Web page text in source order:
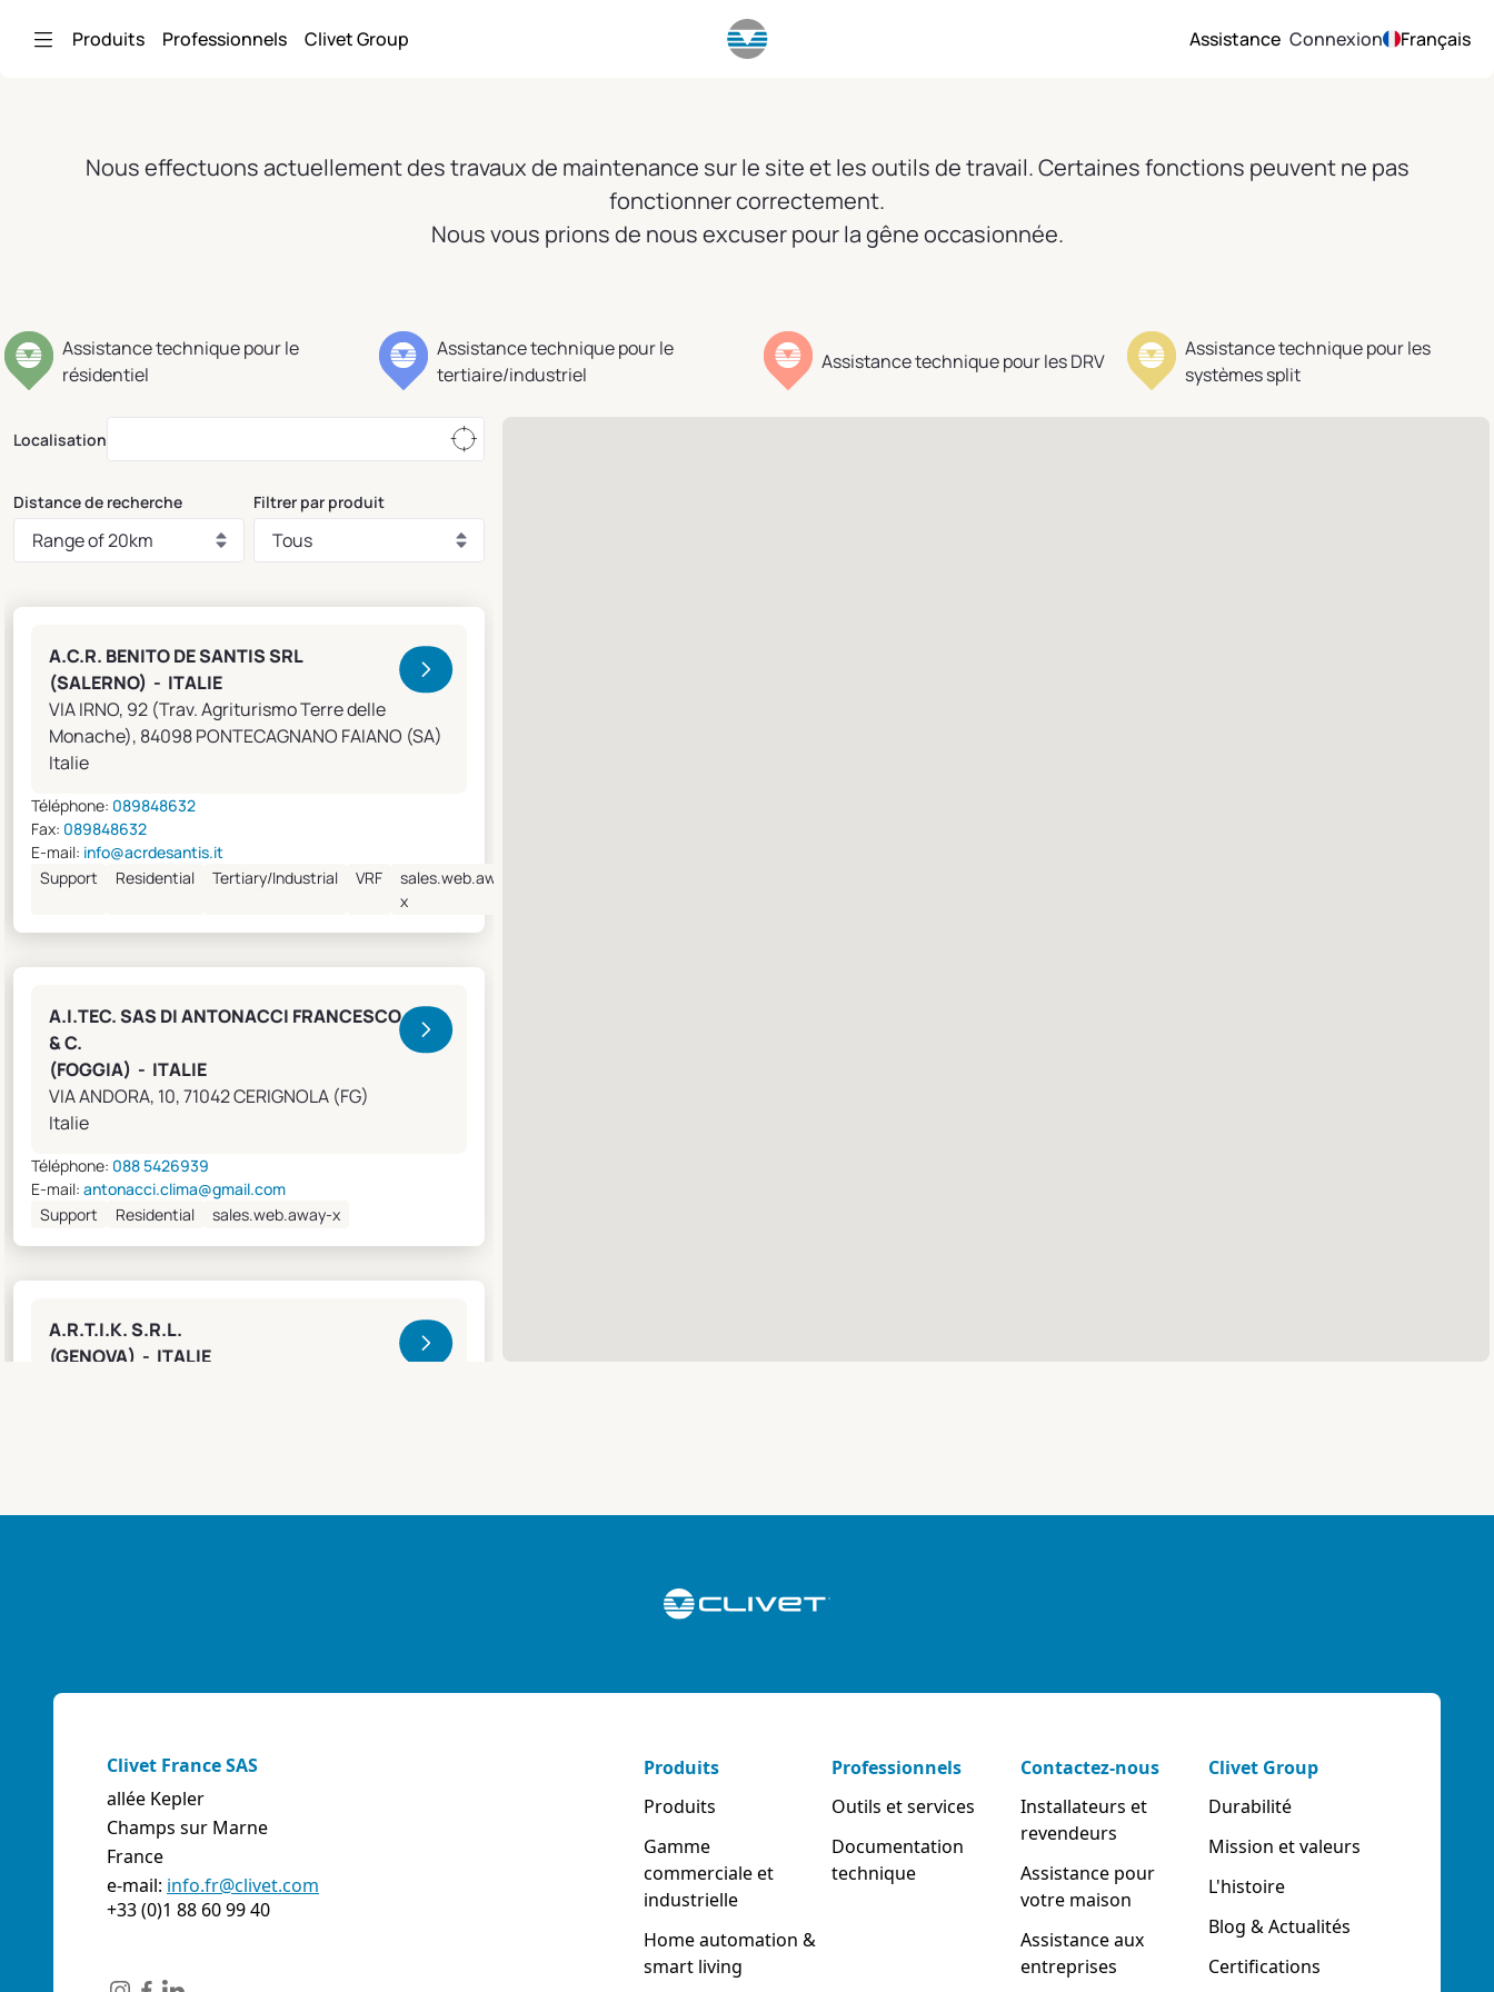
Produits Professionnels Clivet Group Assistance Connexion Français
Nous effectuons actuellement des travaux de maintenance sur le site et les outils de travail. Certaines fonctions peuvent ne pas
fonctionner correctement.
Nous vous prions de nous excuser pour la gêne occasionnée.
Assistance technique pour le
résidentiel
Assistance technique pour le
tertiaire/industriel
Assistance technique pour les DRV
Assistance technique pour les
systèmes split
Localisation
Distance de recherche Filtrer par produit
A.C.R. BENITO DE SANTIS SRL
(SALERNO) - ITALIE
VIA IRNO, 92 (Trav. Agriturismo Terre delle
Monache), 84098 PONTECAGNANO FAIANO (SA)
Italie
Téléphone: 089848632
Fax: 089848632
E-mail: info@acrdesantis.it
Support
Residential Tertiary/Industrial VRF
sales.web.away-
x
A.I.TEC. SAS DI ANTONACCI FRANCESCO
& C.
(FOGGIA) - ITALIE
VIA ANDORA, 10, 71042 CERIGNOLA (FG)
Italie
Téléphone: 088 5426939
E-mail: antonacci.clima@gmail.com
Support
Residential sales.web.away-x
A.R.T.I.K. S.R.L.
(GENOVA) - ITALIE
VIA MAESTRI DEL LAVORO, 4 - Z.I., 05023 BASCHI
0744/957610
0744956015
info@aziendaserviziitalia.it
Tertiary/Industrial
A.VENTI SRL
Clivet France SAS
allée Kepler
Champs sur Marne
France
e-mail: info.fr@clivet.com
+33 (0)1 88 60 99 40
Produits
Produits
Gamme
commerciale et
industrielle
Home automation &
smart living
Professionnels
Outils et services
Documentation
technique
Contactez-nous
Installateurs et
revendeurs
Assistance pour
votre maison
Assistance aux
entreprises
Clivet Group
Durabilité
Mission et valeurs
L'histoire
Blog & Actualités
Certifications